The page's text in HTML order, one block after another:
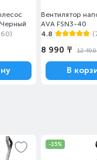
Вентилятор
AVA FSN3-40
4.8
8 990 ₸ 12
В
-15%